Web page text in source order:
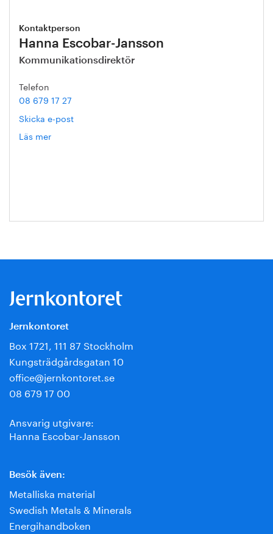
Kontaktperson
Hanna Escobar-Jansson
Kommunikationsdirektör
Telefon
08 679 17 27
Skicka e-post
Läs mer
Jernkontoret
Box 1721, 111 87 Stockholm
Kungsträdgårdsgatan 10
office@jernkontoret.se
08 679 17 00
Ansvarig utgivare:
Hanna Escobar-Jansson
Besök även:
Metalliska material
Swedish Metals & Minerals
Energihandboken